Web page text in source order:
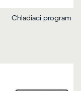
Chladiaci program